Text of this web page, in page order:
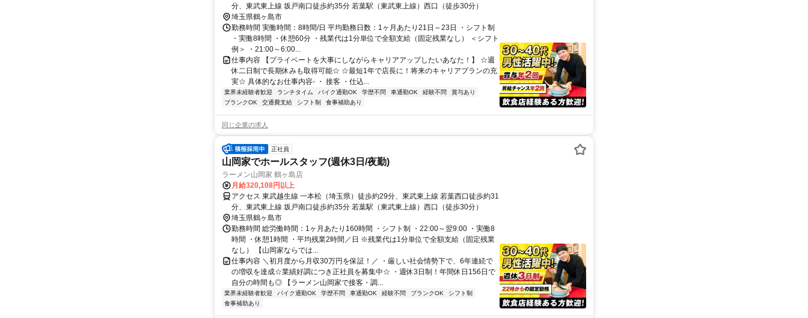
分、東武東上線 坂戸南口徒歩約35分 若葉駅（東武東上線）西口（徒歩30分）
埼玉県鶴ヶ島市
勤務時間 実働時間：8時間/日 平均勤務日数：1ヶ月あたり21日～23日 ・シフト制
・実働8時間 ・休憩60分 ・残業代は1分単位で全額支給（固定残業なし） ＜シフト
例＞ ・21:00～6:00...
仕事内容 【プライベートを大事にしながらキャリアアップしたいあなた！】 ☆週
休二日制で長期休みも取得可能☆ ☆最短1年で店長に！将来のキャリアプランの充
実☆ 具体的なお仕事内容- ・ 接客 ・仕込...
業界未経験者歓迎 ランチタイム バイク通勤OK 学歴不問 車通勤OK 経験不問
賞与あり
ブランクOK
交通費支給 シフト制 食事補助あり
同じ企業の求人
正社員
山岡家でホールスタッフ(週休3日/夜勤)
ラーメン山岡家 鶴ヶ島店
月給320,108円以上
アクセス 東武越生線 一本松（埼玉県）徒歩約29分、東武東上線 若葉西口徒歩約31
分、東武東上線 坂戸南口徒歩約35分 若葉駅（東武東上線）西口（徒歩30分）
埼玉県鶴ヶ島市
勤務時間 総労働時間：1ヶ月あたり160時間 ・シフト制 ・22:00～翌9:00 ・実働8
時間 ・休憩1時間 ・平均残業2時間／日 ※残業代は1分単位で全額支給（固定残業
なし） 【山岡家ならでは...
仕事内容 ＼初月度から月収30万円を保証！／ ・厳しい社会情勢下で、6年連続で
の増収を達成☆業績好調につき正社員を募集中☆ ・週休3日制！年間休日156日で
自分の時間も◎ 【ラーメン山岡家で接客・調...
業界未経験者歓迎 バイク通勤OK 学歴不問 車通勤OK 経験不問 ブランクOK
シフト制
食事補助あり